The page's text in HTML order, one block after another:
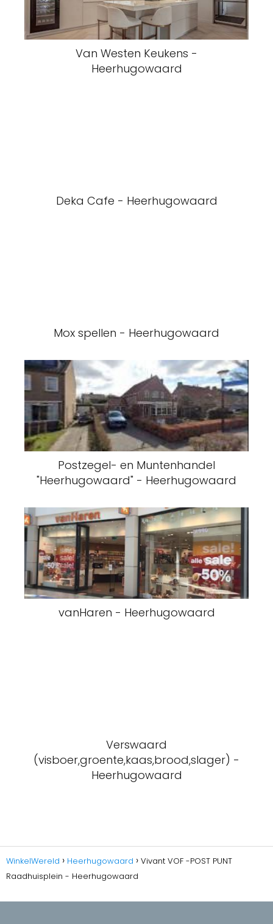
Van Westen Keukens -
Heerhugowaard
Deka Cafe - Heerhugowaard
Mox spellen - Heerhugowaard
Postzegel- en Muntenhandel
"Heerhugowaard" - Heerhugowaard
vanHaren - Heerhugowaard
Verswaard
(visboer,groente,kaas,brood,slager) -
Heerhugowaard
WinkelWereld Heerhugowaard
Vivant VOF -POST PUNT
Raadhuisplein - Heerhugowaard